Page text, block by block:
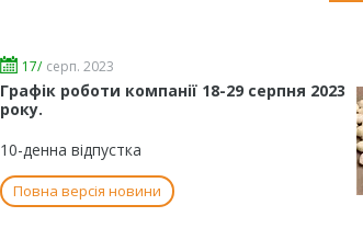
17/ серп. 2023
Графік роботи компанії 18-29 серпня 2023
року.
10-денна відпустка
Повна версія новини